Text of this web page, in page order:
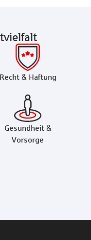
Recht & Haftung
Gesundheit &
Vorsorge